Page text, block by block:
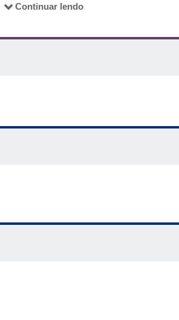
Continuar lendo